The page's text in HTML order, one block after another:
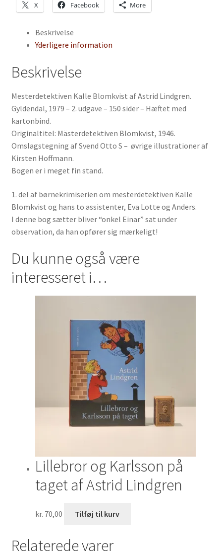
X Facebook More
Beskrivelse
Yderligere information
Beskrivelse
Mesterdetektiven Kalle Blomkvist af Astrid Lindgren.
Gyldendal, 1979 – 2. udgave – 150 sider – Hæftet med
kartonbind.
Originaltitel: Mästerdetektiven Blomkvist, 1946.
Omslagstegning af Svend Otto S – øvrige illustrationer af
Kirsten Hoffmann.
Bogen er i meget fin stand.
1. del af børnekrimiserien om mesterdetektiven Kalle
Blomkvist og hans to assistenter, Eva Lotte og Anders.
I denne bog sætter bliver “onkel Einar” sat under
observation, da han opfører sig mærkeligt!
Du kunne også være
interesseret i…
Lillebror og Karlsson på
taget af Astrid Lindgren
kr. 70,00 Tilføj til kurv
Relaterede varer